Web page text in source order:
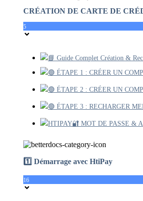
CRÉATION DE CARTE DE
5
📘 Guide Complet Création &
🟢 ÉTAPE 1 : CRÉER UN
🟢 ÉTAPE 2 : CRÉER UN
🟢 ÉTAPE 3 : RECHARGER
HTIPAY🔐 MOT DE PASSE &
1️⃣ Démarrage avec HtiPay
16